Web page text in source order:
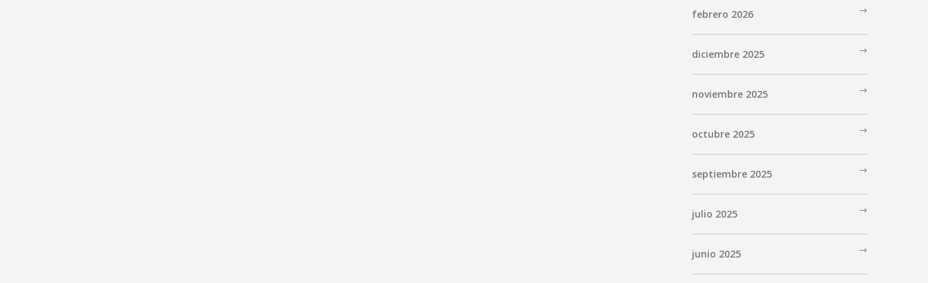
febrero 2026
diciembre 2025
noviembre 2025
octubre 2025
septiembre 2025
julio 2025
junio 2025